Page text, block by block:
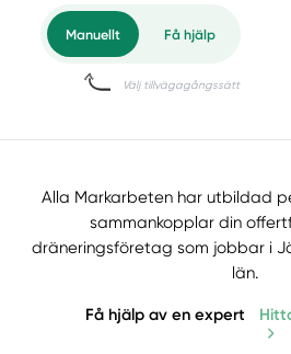
Alla Markarbeten har utbildad
sammankopplar din
dräneringsföretag som jobbar i
län.
Få hjälp av en expert